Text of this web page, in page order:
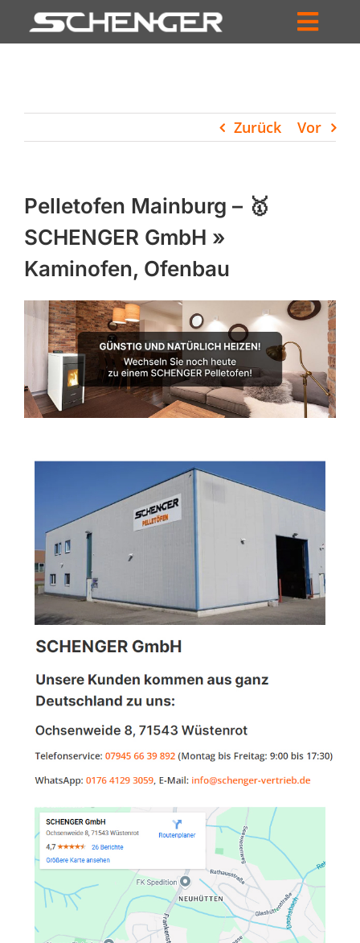
Inhalt
HÄNDLERSUCHE
UNTERNEHMEN
PROFIL
WARENKORB
PRODUCTS
SEARCH
Zurück Vor
Pelletofen Mainburg – 🥇
SCHENGER GmbH »
Kaminofen, Ofenbau